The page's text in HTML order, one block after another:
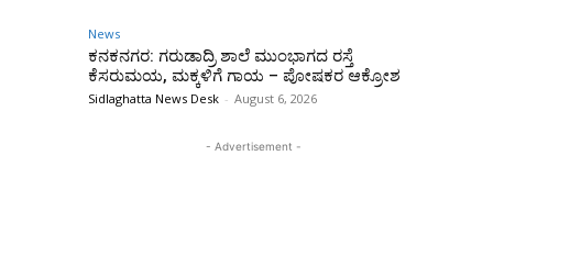
News
ಕನಕನಗರ: ಗರುಡಾದ್ರಿ ಶಾಲೆ ಮುಂಭಾಗದ ರಸ್ತೆ
ಕೆಸರುಮಯ, ಮಕ್ಕಳಿಗೆ ಗಾಯ – ಪೋಷಕರ ಆಕ್ರೋಶ
Sidlaghatta News Desk - August 6, 2026
- Advertisement -